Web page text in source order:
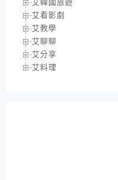
艾韓國旅遊
艾看影劇
艾教學
艾聊聊
艾分享
艾料理